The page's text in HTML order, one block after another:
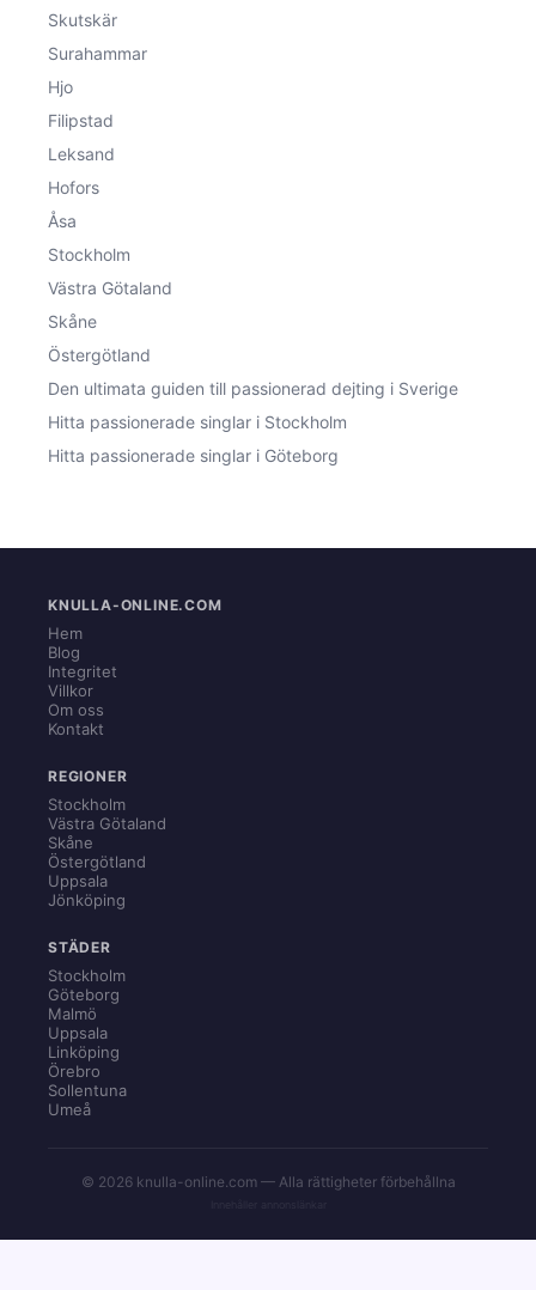
Skutskär
Surahammar
Hjo
Filipstad
Leksand
Hofors
Åsa
Stockholm
Västra Götaland
Skåne
Östergötland
Den ultimata guiden till passionerad dejting i Sverige
Hitta passionerade singlar i Stockholm
Hitta passionerade singlar i Göteborg
KNULLA-ONLINE.COM
Hem
Blog
Integritet
Villkor
Om oss
Kontakt
REGIONER
Stockholm
Västra Götaland
Skåne
Östergötland
Uppsala
Jönköping
STÄDER
Stockholm
Göteborg
Malmö
Uppsala
Linköping
Örebro
Sollentuna
Umeå
© 2026 knulla-online.com — Alla rättigheter förbehållna